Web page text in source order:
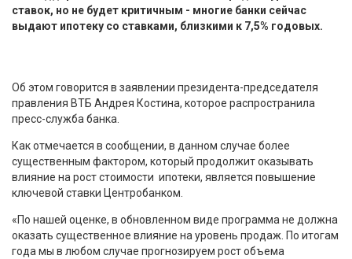
ставок, но не будет критичным - многие банки сейчас
выдают ипотеку со ставками, близкими к 7,5% годовых.
Об этом говорится в заявлении президента-председателя
правления ВТБ Андрея Костина, которое распространила
пресс-служба банка.
Как отмечается в сообщении, в данном случае более
существенным фактором, который продолжит оказывать
влияние на рост стоимости ипотеки, является повышение
ключевой ставки Центробанком.
«По нашей оценке, в обновленном виде программа не должна
оказать существенное влияние на уровень продаж. По итогам
года мы в любом случае прогнозируем рост объема